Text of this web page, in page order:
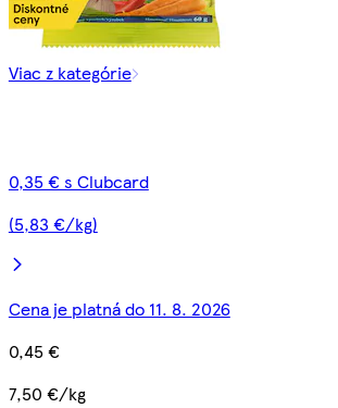
Viac z kategórie
0,35 € s Clubcard
(5,83 €/kg)
Cena je platná do 11. 8. 2026
0,45 €
7,50 €/kg